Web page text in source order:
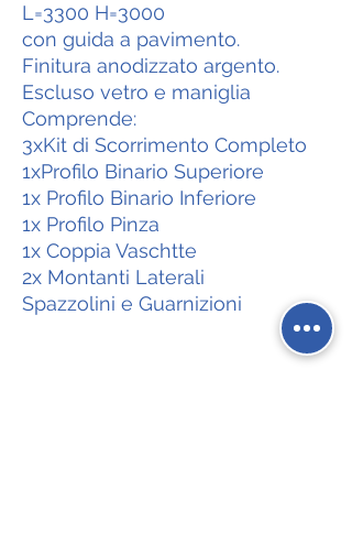
L=3300 H=3000
con guida a pavimento.
Finitura anodizzato argento.
Escluso vetro e maniglia
Comprende:
3xKit di Scorrimento Completo
1xProfilo Binario Superiore
1x Profilo Binario Inferiore
1x Profilo Pinza
1x Coppia Vaschtte
2x Montanti Laterali
Spazzolini e Guarnizioni